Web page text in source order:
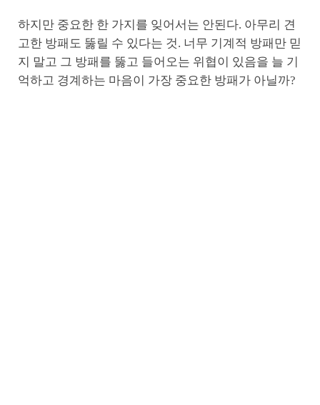
하지만 중요한 한 가지를 잊어서는 안된다. 아무리 견
고한 방패도 뚫릴 수 있다는 것. 너무 기계적 방패만 믿
지 말고 그 방패를 뚫고 들어오는 위협이 있음을 늘 기
억하고 경계하는 마음이 가장 중요한 방패가 아닐까?